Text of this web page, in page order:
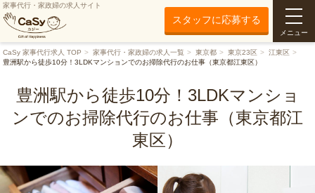
家事代行・家政婦の求人サイト
スタッフに応募する
メニュー
CaSy 家事代行求人 TOP 家事代行・家政婦の求人一覧 東京都 東京23区
江東区
豊洲駅から徒歩10分！3LDKマンションでのお掃除代行のお仕事（東京都江東区）
豊洲駅から徒歩10分！3LDKマンショ
ンでのお掃除代行のお仕事（東京都江
東区）